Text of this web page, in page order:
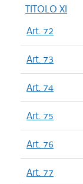
TITOLO XI
Art. 72
Art. 73
Art. 74
Art. 75
Art. 76
Art. 77